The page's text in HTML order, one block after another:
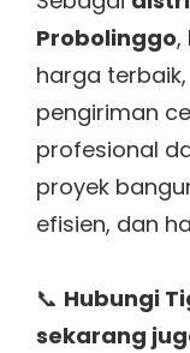
Probolinggo,
harga
pengiriman
profesional
proyek
efisien, dan
📞 Hubungi
sekarang